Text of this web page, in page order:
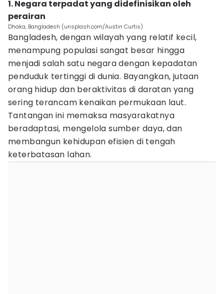
1. Negara terpadat yang didefinisikan oleh
perairan
Dhaka, Bangladesh (unsplash.com/Austin Curtis)
Bangladesh, dengan wilayah yang relatif kecil,
menampung populasi sangat besar hingga
menjadi salah satu negara dengan kepadatan
penduduk tertinggi di dunia. Bayangkan, jutaan
orang hidup dan beraktivitas di daratan yang
sering terancam kenaikan permukaan laut.
Tantangan ini memaksa masyarakatnya
beradaptasi, mengelola sumber daya, dan
membangun kehidupan efisien di tengah
keterbatasan lahan.